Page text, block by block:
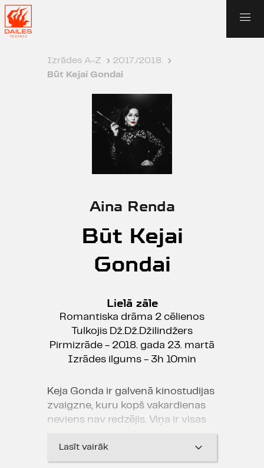
Izrādes A-Z › 2017./2018. ›
Būt Kejai Gondai
Aina Renda
Būt Kejai
Gondai
Lielā zāle
Romantiska drāma 2 cēlienos
Tulkojis Dž.Dž.Džilindžers
Pirmizrāde - 2018. gada 23. martā
Izrādes ilgums - 3h 10min
Keja Gonda ir galvenā kinostudijas
zvaigzne, kuru kopš vakardienas
neviens nav redzējis. Viņa ir visas
miljoni. Keja Gonda ir gandrīz
reliģija. Viņa zina kādu lielu
Lasīt vairāk